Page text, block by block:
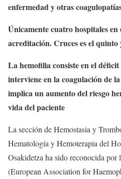
enfermedad y otras
Únicamente cuatro hospitales
acreditación. Cruces es el
La hemofilia consiste en el
interviene en la coagulación de
implica un aumento del riesgo
vida del paciente
La sección de Hemostasia y
Hematología y Hemoterapia del
Osakidetza ha sido reconocida
(European Association for